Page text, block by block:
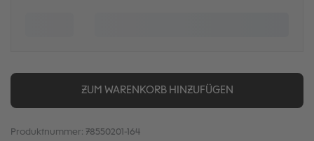
ZUM WARENKORB HINZUFÜGEN
Produktnummer: 78550201-164